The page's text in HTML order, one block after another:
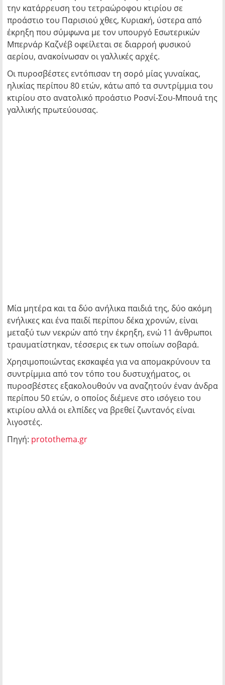
την κατάρρευση του τετραώροφου κτιρίου σε
προάστιο του Παρισιού χθες, Κυριακή, ύστερα από
έκρηξη που σύμφωνα με τον υπουργό Εσωτερικών
Μπερνάρ Καζνέβ οφείλεται σε διαρροή φυσικού
αερίου, ανακοίνωσαν οι γαλλικές αρχές.
Οι πυροσβέστες εντόπισαν τη σορό μίας γυναίκας,
ηλικίας περίπου 80 ετών, κάτω από τα συντρίμμια του
κτιρίου στο ανατολικό προάστιο Ροσνί-Σου-Μπουά της
γαλλικής πρωτεύουσας.
Μία μητέρα και τα δύο ανήλικα παιδιά της, δύο ακόμη
ενήλικες και ένα παιδί περίπου δέκα χρονών, είναι
μεταξύ των νεκρών από την έκρηξη, ενώ 11 άνθρωποι
τραυματίστηκαν, τέσσερις εκ των οποίων σοβαρά.
Χρησιμοποιώντας εκσκαφέα για να απομακρύνουν τα
συντρίμμια από τον τόπο του δυστυχήματος, οι
πυροσβέστες εξακολουθούν να αναζητούν έναν άνδρα
περίπου 50 ετών, ο οποίος διέμενε στο ισόγειο του
κτιρίου αλλά οι ελπίδες να βρεθεί ζωντανός είναι
λιγοστές.
Πηγή: protothema.gr